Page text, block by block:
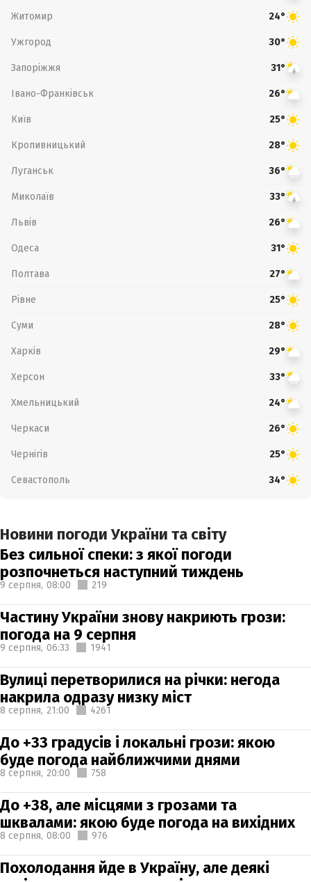
Житомир 24°
Ужгород 30°
Запоріжжя 31°
Івано-Франківськ 26°
Київ 25°
Кропивницький 28°
Луганськ 36°
Миколаїв 33°
Львів 26°
Одеса 31°
Полтава 27°
Рівне 25°
Суми 28°
Харків 29°
Херсон 33°
Хмельницький 24°
Черкаси 26°
Чернігів 25°
Севастополь 34°
Новини погоди України та світу
Без сильної спеки: з якої погоди
розпочнеться наступний тиждень
9 серпня, 08:00 219
Частину України знову накриють грози:
погода на 9 серпня
9 серпня, 06:33 1941
Вулиці перетворилися на річки: негода
накрила одразу низку міст
8 серпня, 21:00 4261
До +33 градусів і локальні грози: якою
буде погода найближчими днями
8 серпня, 20:00 758
До +38, але місцями з грозами та
шквалами: якою буде погода на вихідних
8 серпня, 08:00 976
Похолодання йде в Україну, але деякі